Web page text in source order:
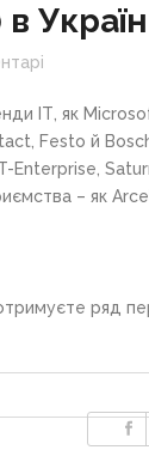
ІТ, як
Festo й
Enterprise,
– як
ряд